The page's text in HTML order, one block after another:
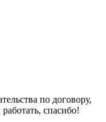
по договору,
спасибо!